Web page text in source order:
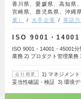
香川県、愛媛県、高知県
宮崎県、鹿児島県、沖縄
業）
大手企業 英語
ISO 9001・
ISO 9001・14001・45001
業務 2) プロダクト管理業務
会社概要
1) マネジメン
妥当性確認・検証 3) 環境